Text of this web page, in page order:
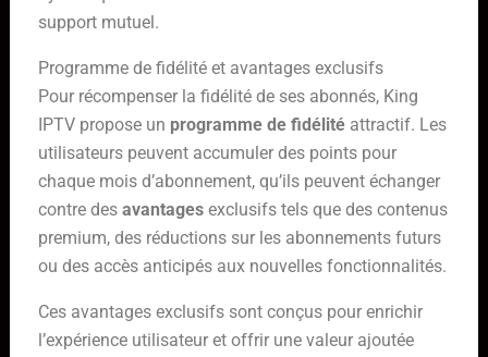
support mutuel.
Programme de fidélité et avantages exclusifs
Pour récompenser la fidélité de ses abonnés, King
IPTV propose un programme de fidélitéattractif. Les
utilisateurs peuvent accumuler des points pour
chaque mois d’abonnement, qu’ils peuvent échanger
contre des avantagesexclusifs tels que des contenus
premium, des réductions sur les abonnements futurs
ou des accès anticipés aux nouvelles fonctionnalités.
Ces avantages exclusifs sont conçus pour enrichir
l’expérience utilisateur et offrir une valeur ajoutée